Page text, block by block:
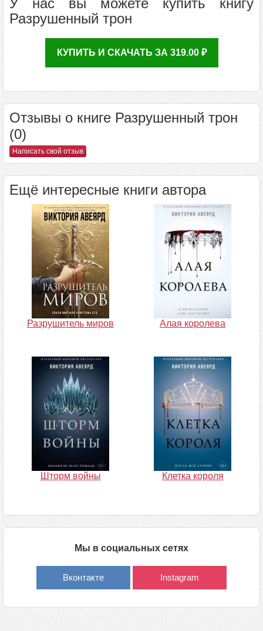
У нас вы можете купить книгу
Разрушенный трон
КУПИТЬ И СКАЧАТЬ ЗА 319.00 ₽
Отзывы о книге Разрушенный трон
(0)
Написать свой отзыв
Ещё интересные книги автора
Разрушитель миров Алая королева
Шторм войны Клетка короля
Мы в социальных сетях
Вконтакте Instagram